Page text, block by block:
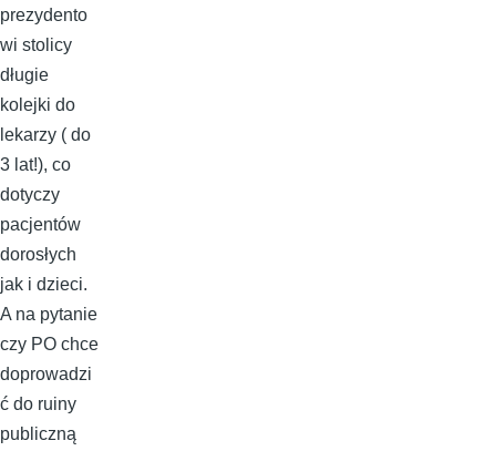
prezydento
wi stolicy
długie
kolejki do
lekarzy ( do
3 lat!), co
dotyczy
pacjentów
dorosłych
jak i dzieci.
A na pytanie
czy PO chce
doprowadzi
ć do ruiny
publiczną